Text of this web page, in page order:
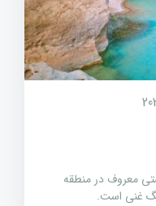
معروف در منطقه
غنی است.